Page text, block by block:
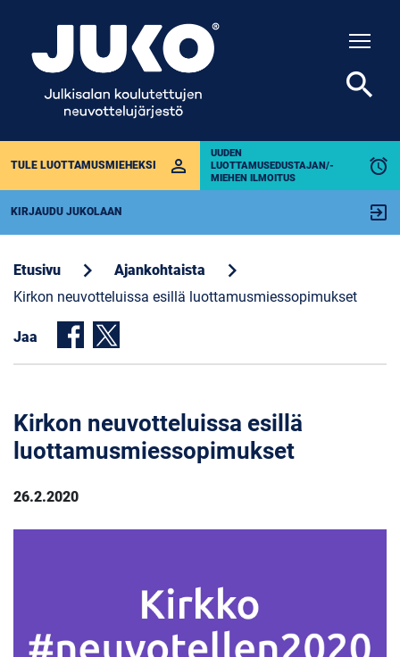
TULE LUOTTAMUSMIEHEKSI perm_identity
UUDEN
LUOTTAMUSEDUSTAJAN/-
MIEHEN ILMOITUS
alarm
KIRJAUDU JUKOLAAN exit_to_app
search
Etusivu chevron_right Ajankohtaista chevron_right
Kirkon neuvotteluissa esillä luottamusmiessopimukset
Jaa
Kirkon neuvotteluissa esillä
luottamusmiessopimukset
26.2.2020